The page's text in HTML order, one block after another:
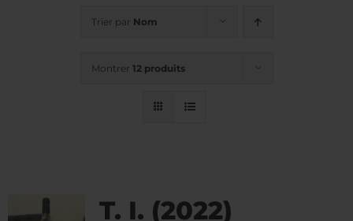
Trier par Nom
Montrer 12 produits
T. I. (2022)